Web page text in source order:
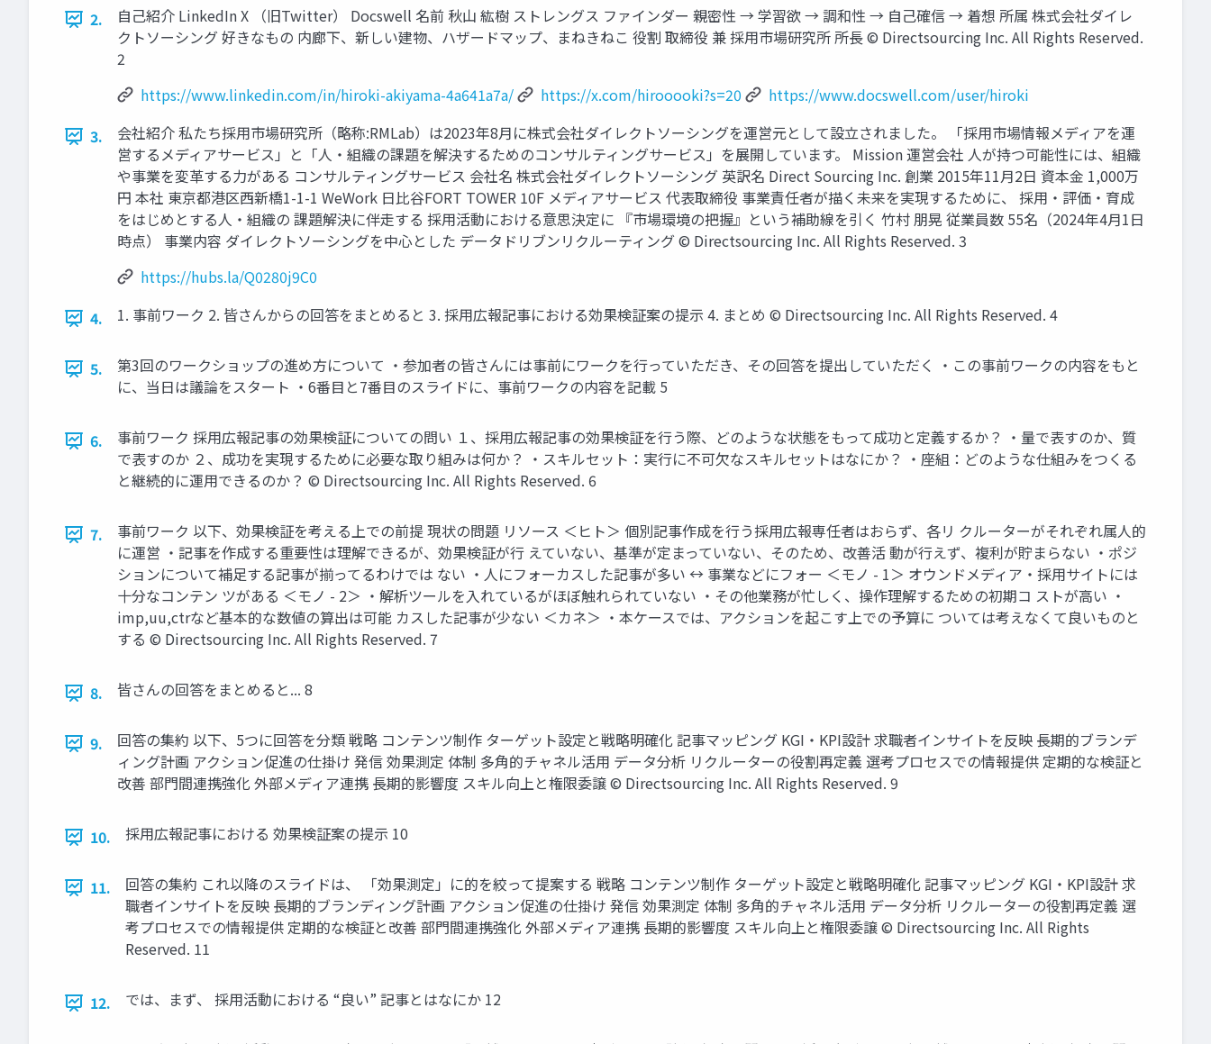
2.
自己紹介 LinkedIn X （旧Twitter） Docswell 名前 秋山 紘樹 ストレングス ファインダー 親密性 → 学習欲 → 調和性 → 自己確信 → 着想 所属 株式会社ダイレ
クトソーシング 好きなもの 内廊下、新しい建物、ハザードマップ、まねきねこ 役割 取締役 兼 採用市場研究所 所長 © Directsourcing Inc. All Rights Reserved.
2
https://www.linkedin.com/in/hiroki-akiyama-4a641a7a/
https://x.com/hirooooki?s=20
https://www.docswell.com/user/hiroki
3.
会社紹介 私たち採用市場研究所（略称:RMLab）は2023年8月に株式会社ダイレクトソーシングを運営元として設立されました。 「採用市場情報メディアを運
営するメディアサービス」と「人・組織の課題を解決するためのコンサルティングサービス」を展開しています。 Mission 運営会社 人が持つ可能性には、組織
や事業を変革する力がある コンサルティングサービス 会社名 株式会社ダイレクトソーシング 英訳名 Direct Sourcing Inc. 創業 2015年11月2日 資本金 1,000万
円 本社 東京都港区西新橋1-1-1 WeWork 日比谷FORT TOWER 10F メディアサービス 代表取締役 事業責任者が描く未来を実現するために、 採用・評価・育成
をはじめとする人・組織の 課題解決に伴走する 採用活動における意思決定に 『市場環境の把握』という補助線を引く 竹村 朋晃 従業員数 55名（2024年4月1日
時点） 事業内容 ダイレクトソーシングを中心とした データドリブンリクルーティング © Directsourcing Inc. All Rights Reserved. 3
https://hubs.la/Q0280j9C0
4.
1. 事前ワーク 2. 皆さんからの回答をまとめると 3. 採用広報記事における効果検証案の提示 4. まとめ © Directsourcing Inc. All Rights Reserved. 4
5.
第3回のワークショップの進め方について ・参加者の皆さんには事前にワークを行っていただき、その回答を提出していただく ・この事前ワークの内容をもと
に、当日は議論をスタート ・6番目と7番目のスライドに、事前ワークの内容を記載 5
6.
事前ワーク 採用広報記事の効果検証についての問い １、採用広報記事の効果検証を行う際、どのような状態をもって成功と定義するか？ ・量で表すのか、質
で表すのか ２、成功を実現するために必要な取り組みは何か？ ・スキルセット：実行に不可欠なスキルセットはなにか？ ・座組：どのような仕組みをつくる
と継続的に運用できるのか？ © Directsourcing Inc. All Rights Reserved. 6
7.
事前ワーク 以下、効果検証を考える上での前提 現状の問題 リソース ＜ヒト＞ 個別記事作成を行う採用広報専任者はおらず、各リ クルーターがそれぞれ属人的
に運営 ・記事を作成する重要性は理解できるが、効果検証が行 えていない、基準が定まっていない、そのため、改善活 動が行えず、複利が貯まらない ・ポジ
ションについて補足する記事が揃ってるわけでは ない ・人にフォーカスした記事が多い ↔ 事業などにフォー ＜モノ - 1＞ オウンドメディア・採用サイトには
十分なコンテン ツがある ＜モノ - 2＞ ・解析ツールを入れているがほぼ触れられていない ・その他業務が忙しく、操作理解するための初期コ ストが高い ・
imp,uu,ctrなど基本的な数値の算出は可能 カスした記事が少ない ＜カネ＞ ・本ケースでは、アクションを起こす上での予算に ついては考えなくて良いものと
する © Directsourcing Inc. All Rights Reserved. 7
8. 皆さんの回答をまとめると... 8
9.
回答の集約 以下、5つに回答を分類 戦略 コンテンツ制作 ターゲット設定と戦略明確化 記事マッピング KGI・KPI設計 求職者インサイトを反映 長期的ブランデ
ィング計画 アクション促進の仕掛け 発信 効果測定 体制 多角的チャネル活用 データ分析 リクルーターの役割再定義 選考プロセスでの情報提供 定期的な検証と
改善 部門間連携強化 外部メディア連携 長期的影響度 スキル向上と権限委譲 © Directsourcing Inc. All Rights Reserved. 9
10. 採用広報記事における 効果検証案の提示 10
11.
回答の集約 これ以降のスライドは、 「効果測定」に的を絞って提案する 戦略 コンテンツ制作 ターゲット設定と戦略明確化 記事マッピング KGI・KPI設計 求
職者インサイトを反映 長期的ブランディング計画 アクション促進の仕掛け 発信 効果測定 体制 多角的チャネル活用 データ分析 リクルーターの役割再定義 選
考プロセスでの情報提供 定期的な検証と改善 部門間連携強化 外部メディア連携 長期的影響度 スキル向上と権限委譲 © Directsourcing Inc. All Rights
Reserved. 11
12. では、まず、 採用活動における “良い” 記事とはなにか 12